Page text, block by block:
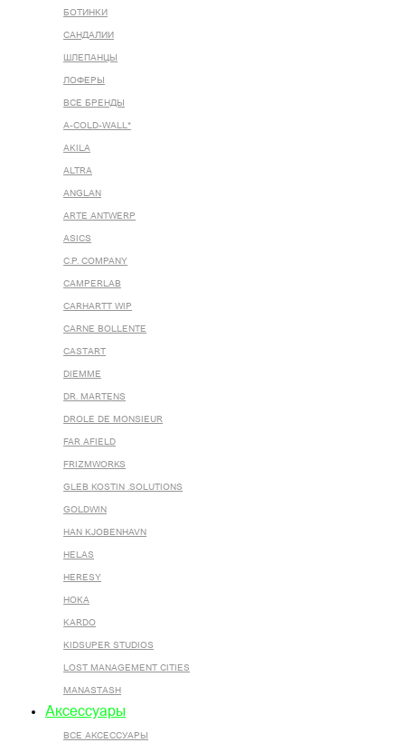
БОТИНКИ
САНДАЛИИ
ШЛЕПАНЦЫ
ЛОФЕРЫ
ВСЕ БРЕНДЫ
A-COLD-WALL*
AKILA
ALTRA
ANGLAN
ARTE ANTWERP
ASICS
C.P. COMPANY
CAMPERLAB
CARHARTT WIP
CARNE BOLLENTE
CASTART
DIEMME
DR. MARTENS
DROLE DE MONSIEUR
FAR AFIELD
FRIZMWORKS
GLEB KOSTIN .SOLUTIONS
GOLDWIN
HAN KJOBENHAVN
HELAS
HERESY
HOKA
KARDO
KIDSUPER STUDIOS
LOST MANAGEMENT CITIES
MANASTASH
Аксессуары
ВСЕ AКСЕССУАРЫ